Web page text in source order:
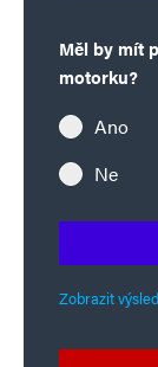
Jméno
Měl by mít
motorku?
Ano
Ne
Zobrazit